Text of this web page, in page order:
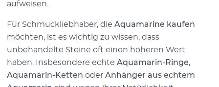
aufweisen.
Für Schmuckliebhaber, die Aquamarine kaufen
möchten, ist es wichtig zu wissen, dass
unbehandelte Steine oft einen höheren Wert
haben. Insbesondere echte Aquamarin-Ringe,
Aquamarin-Ketten oder Anhänger aus echtem